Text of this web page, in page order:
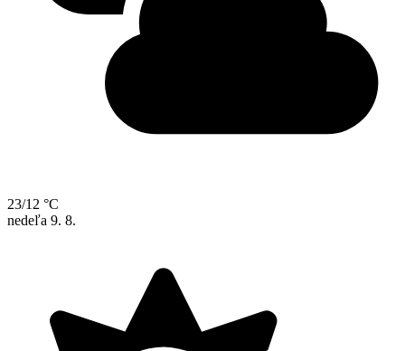
23/12 °C
nedeľa 9. 8.